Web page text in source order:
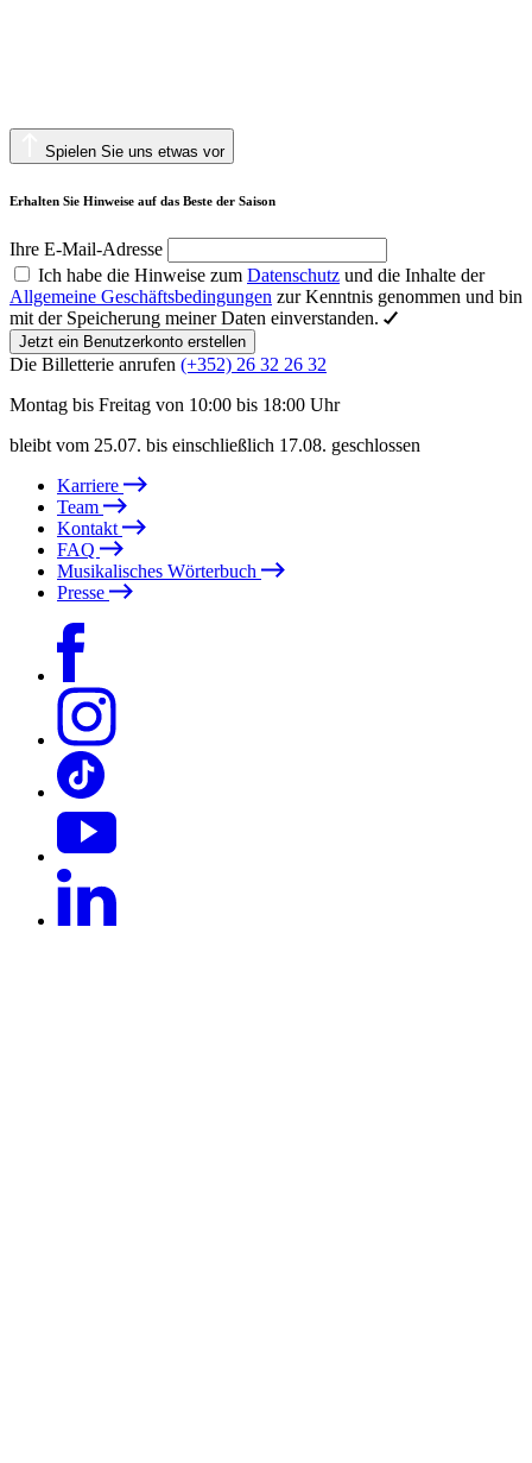
Spielen Sie uns etwas vor
Erhalten Sie Hinweise auf das Beste der Saison
Ihre E-Mail-Adresse
Ich habe die Hinweise zum Datenschutz und die Inhalte der
Allgemeine Geschäftsbedingungen zur Kenntnis genommen und bin
mit der Speicherung meiner Daten einverstanden.
Jetzt ein Benutzerkonto erstellen
Die Billetterie anrufen (+352) 26 32 26 32
Montag bis Freitag von 10:00 bis 18:00 Uhr
bleibt vom 25.07. bis einschließlich 17.08. geschlossen
Karriere
Team
Kontakt
FAQ
Musikalisches Wörterbuch
Presse